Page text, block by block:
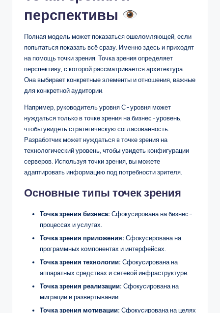
перспективы
Полная модель может показаться ошеломляющей, если
попытаться показать всё сразу. Именно здесь и приходят
на помощь точки зрения. Точка зрения определяет
перспективу, с которой рассматривается архитектура.
Она выбирает конкретные элементы и отношения, важные
для конкретной аудитории.
Например, руководитель уровня С-уровня может
нуждаться только в точке зрения на бизнес-уровень,
чтобы увидеть стратегическую согласованность.
Разработчик может нуждаться в точке зрения на
технологический уровень, чтобы увидеть конфигурации
серверов. Используя точки зрения, вы можете
адаптировать информацию под потребности зрителя.
Основные типы точек зрения
Точка зрения бизнеса: Сфокусирована на бизнес-
процессах и услугах.
Точка зрения приложения: Сфокусирована на
программных компонентах и интерфейсах.
Точка зрения технологии: Сфокусирована на
аппаратных средствах и сетевой инфраструктуре.
Точка зрения реализации: Сфокусирована на
миграции и развертывании.
Точка зрения мотивации: Сфокусирована на целях